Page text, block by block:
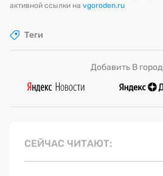
активной ссылки на vgoroden.ru
Теги
Добавить В
СЕЙЧАС ЧИТАЮТ